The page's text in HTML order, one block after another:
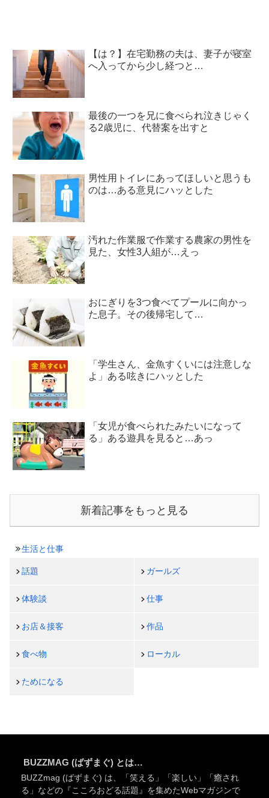
【は？】在宅勤務の夫は、妻子が寝室
へ入ってから少し経つと…
最後の一つを兄に食べられ泣きじゃく
る2歳児に、代替案を出すと
男性用トイレにあってほしいと思うも
のは…ある意見にハッとした
汚れた作業服で作業する農家の男性を
見た、女性3人組が…えっ
おにぎりを3つ食べてプールに向かっ
た息子。その後帰宅して…
「学生さん、金魚すくいには注意しな
よ」ある呟きにハッとした
「女児が食べられたみたいになって
る」ある遊具を見ると…あっ
新着記事をもっと見る
生活と仕事
話題 ガールズ
体験談 仕事
お店＆接客 作品
食べ物 ローカル
ためになる
BUZZMAG (ばずまぐ) とは…
BUZZmag (ばずまぐ) は、「笑える」「楽しい」「癒され
る」などの『こころおどる話題』を集めたWebマガジンで